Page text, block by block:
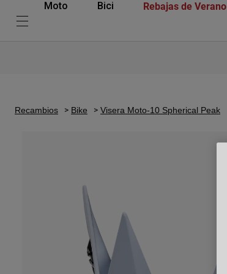
Moto Bici Rebajas de Verano
Recambios Bike Visera Moto-10 Spherical Peak